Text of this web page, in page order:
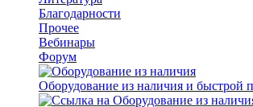
Благодарности
Прочее
Вебинары
Форум
Оборудование из наличия и быстрой